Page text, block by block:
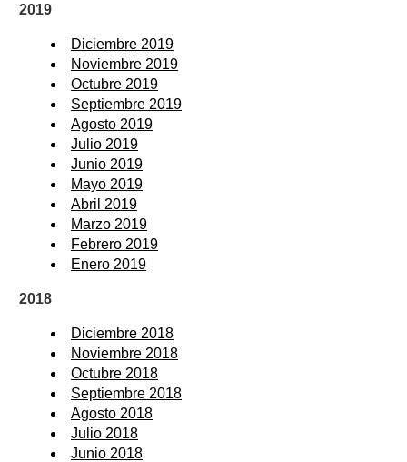
2019
Diciembre 2019
Noviembre 2019
Octubre 2019
Septiembre 2019
Agosto 2019
Julio 2019
Junio 2019
Mayo 2019
Abril 2019
Marzo 2019
Febrero 2019
Enero 2019
2018
Diciembre 2018
Noviembre 2018
Octubre 2018
Septiembre 2018
Agosto 2018
Julio 2018
Junio 2018